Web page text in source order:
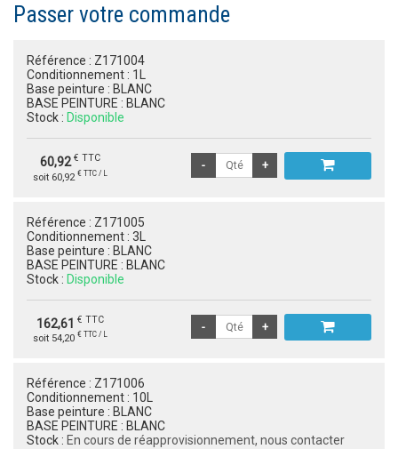
Passer votre commande
Référence : Z171004
Conditionnement : 1L
Base peinture : BLANC
BASE PEINTURE : BLANC
Stock : Disponible
60,92€ TTC
soit 60,92 € TTC / L
Référence : Z171005
Conditionnement : 3L
Base peinture : BLANC
BASE PEINTURE : BLANC
Stock : Disponible
162,61 € TTC
soit 54,20 € TTC / L
Référence : Z171006
Conditionnement : 10L
Base peinture : BLANC
BASE PEINTURE : BLANC
Stock : En cours de réapprovisionnement, nous contacter